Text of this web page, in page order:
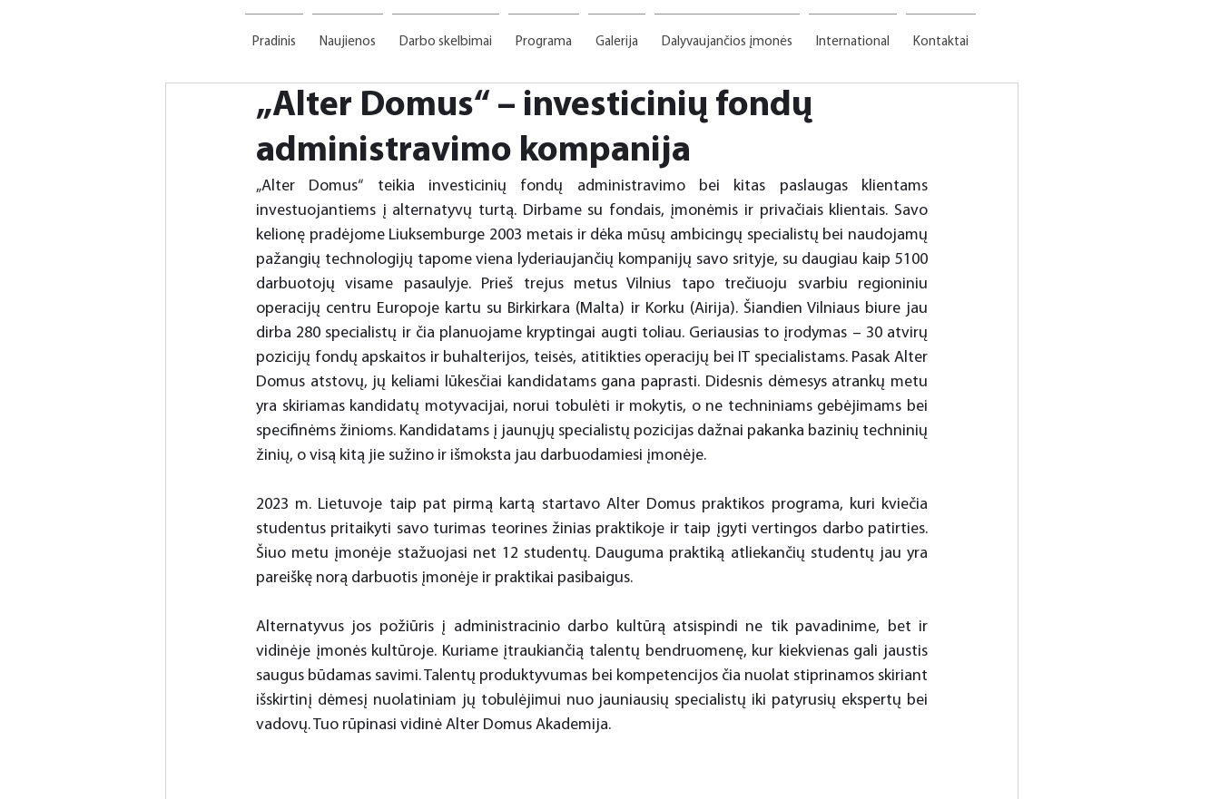
Pradinis Naujienos Darbo skelbimai Programa Galerija Dalyvaujančios įmonės International Kontaktai
„Alter Domus“ – investicinių fondų
administravimo kompanija
„Alter Domus“ teikia investicinių fondų administravimo bei kitas paslaugas klientams
investuojantiems į alternatyvų turtą. Dirbame su fondais, įmonėmis ir privačiais klientais. Savo
kelionę pradėjome Liuksemburge 2003 metais ir dėka mūsų ambicingų specialistų bei naudojamų
pažangių technologijų tapome viena lyderiaujančių kompanijų savo srityje, su daugiau kaip 5100
darbuotojų visame pasaulyje. Prieš trejus metus Vilnius tapo trečiuoju svarbiu regioniniu
operacijų centru Europoje kartu su Birkirkara (Malta) ir Korku (Airija). Šiandien Vilniaus biure jau
dirba 280 specialistų ir čia planuojame kryptingai augti toliau. Geriausias to įrodymas – 30 atvirų
pozicijų fondų apskaitos ir buhalterijos, teisės, atitikties operacijų bei IT specialistams. Pasak Alter
Domus atstovų, jų keliami lūkesčiai kandidatams gana paprasti. Didesnis dėmesys atrankų metu
yra skiriamas kandidatų motyvacijai, norui tobulėti ir mokytis, o ne techniniams gebėjimams bei
specifinėms žinioms. Kandidatams į jaunųjų specialistų pozicijas dažnai pakanka bazinių techninių
žinių, o visą kitą jie sužino ir išmoksta jau darbuodamiesi įmonėje.
2023 m. Lietuvoje taip pat pirmą kartą startavo Alter Domus praktikos programa, kuri kviečia
studentus pritaikyti savo turimas teorines žinias praktikoje ir taip įgyti vertingos darbo patirties.
Šiuo metu įmonėje stažuojasi net 12 studentų. Dauguma praktiką atliekančių studentų jau yra
pareiškę norą darbuotis įmonėje ir praktikai pasibaigus.
Alternatyvus jos požiūris į administracinio darbo kultūrą atsispindi ne tik pavadinime, bet ir
vidinėje įmonės kultūroje. Kuriame įtraukiančią talentų bendruomenę, kur kiekvienas gali jaustis
saugus būdamas savimi. Talentų produktyvumas bei kompetencijos čia nuolat stiprinamos skiriant
išskirtinį dėmesį nuolatiniam jų tobulėjimui nuo jauniausių specialistų iki patyrusių ekspertų bei
vadovų. Tuo rūpinasi vidinė Alter Domus Akademija.